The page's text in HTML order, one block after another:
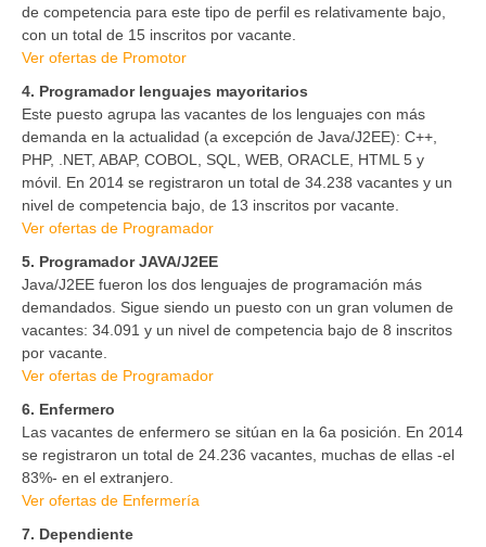
de competencia para este tipo de perfil es relativamente bajo,
con un total de 15 inscritos por vacante.
Ver ofertas de Promotor
4. Programador lenguajes mayoritarios
Este puesto agrupa las vacantes de los lenguajes con más
demanda en la actualidad (a excepción de Java/J2EE): C++,
PHP, .NET, ABAP, COBOL, SQL, WEB, ORACLE, HTML 5 y
móvil. En 2014 se registraron un total de 34.238 vacantes y un
nivel de competencia bajo, de 13 inscritos por vacante.
Ver ofertas de Programador
5. Programador JAVA/J2EE
Java/J2EE fueron los dos lenguajes de programación más
demandados. Sigue siendo un puesto con un gran volumen de
vacantes: 34.091 y un nivel de competencia bajo de 8 inscritos
por vacante.
Ver ofertas de Programador
6. Enfermero
Las vacantes de enfermero se sitúan en la 6a posición. En 2014
se registraron un total de 24.236 vacantes, muchas de ellas -el
83%- en el extranjero.
Ver ofertas de Enfermería
7. Dependiente